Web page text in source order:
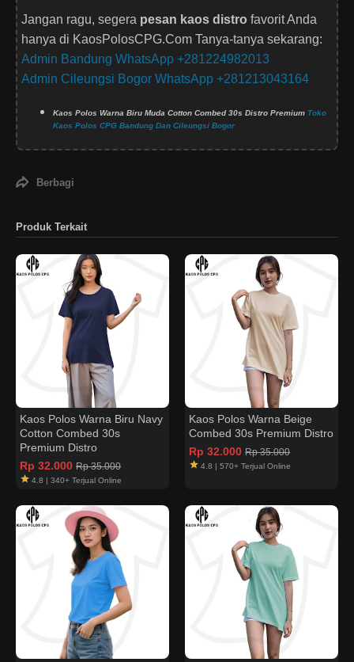
Jangan ragu, segera pesan kaos distro favorit Anda
hanya di KaosPolosCPG.Com Tanya-tanya sekarang:
Admin Bandung WhatsApp +281224982013
Admin Cileungsi Bogor WhatsApp +281213043164
Kaos Polos Warna Biru Muda Cotton Combed 30s Distro Premium Toko
Kaos Polos CPG Bandung Dan Cileungsi Bogor
Berbagi
Produk Terkait
Kaos Polos Warna Biru Navy
Cotton Combed 30s
Premium Distro
Rp 32.000 Rp 35.000
4.8 | 340+ Terjual Online
Kaos Polos Warna Beige
Combed 30s Premium Distro
Rp 32.000Rp 35.000
4.8 | 570+ Terjual Online